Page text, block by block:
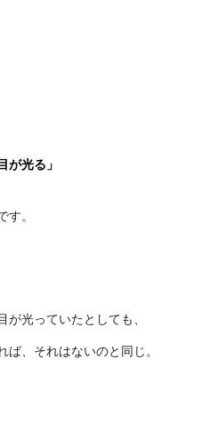
が光る」
す。
が光っていたとしても、
、それはないのと同じ。